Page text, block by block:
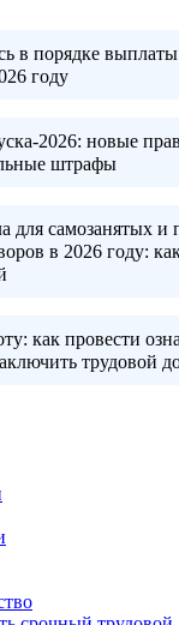
в порядке
году
2026: новые
штрафы
для самозанятых и
в 2026 году:
как провести
трудовой